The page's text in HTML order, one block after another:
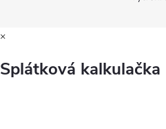
×
Splátková kalkulačka